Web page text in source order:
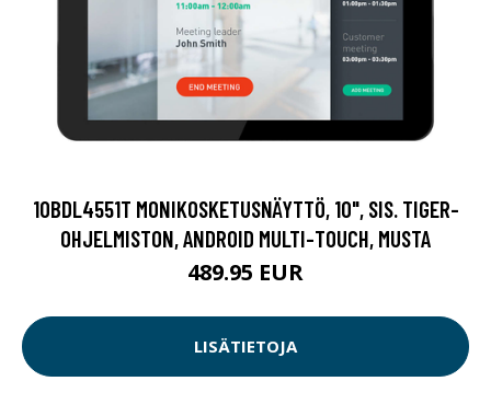
10BDL4551T MONIKOSKETUSNÄYTTÖ, 10", SIS. TIGER-
OHJELMISTON, ANDROID MULTI-TOUCH, MUSTA
489.95 EUR
LISÄTIETOJA